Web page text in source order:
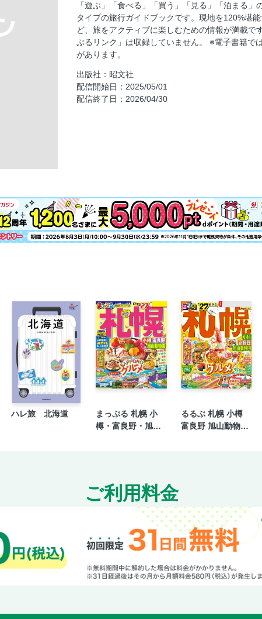
part 4 1泊2日の モデルプラン
旅ネタを探そう！新潟でやりたいこと図鑑
③ 長岡の花火／④ 絶景温泉／⑤ 土サウナ
⑥ 大地の芸術祭／⑦ 雪国温泉／⑧ エメラ
⑩ 花絶景／⑪ 城下町高田／⑫ ナイトSUP／⑬
⑮ 日本酒ツウ／⑯ 滝雲／⑰ えちごトキめき
海鮮丼
新潟5大ラーメン
へぎそば
日本酒居酒屋
発酵＆雪室グルメ
産直ベジグルメ
【新潟タウン】
1DAYプラン
新潟駅ビル CoCoLo新潟
気軽に酒蔵見学
ピアBandai
新潟タウン広域MAP
新潟タウン詳細MAP／沼垂テラス商店街
【燕三条 弥彦・岩室 温泉・寺泊】
燕三条プロダクト
弥彦さんぽ
「遊ぶ」「食べる」「買う」「見る」「泊まる
タイプの旅行ガイドブックです。現地を120%堪
ど、旅をアクティブに楽しむための情報が満載
ぷるリンク」は収録していません。 ※電子書籍で
があります。
出版社：昭文社
配信開始日：2025/05/01
配信終了日：2026/04/30
ハレ旅 北海道
まっぷる 札幌 小
樽・富良野・旭山
るるぶ 札幌 小樽
富良野 旭山動物園
ご利用料金